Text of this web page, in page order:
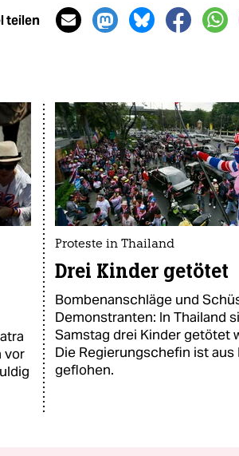
teilen
vor
Proteste in Thailand
Drei Kinder getötet
Bombenanschläge und
Demonstranten: In Thailand
Samstag drei Kinder getötet
Die Regierungschefin ist aus
geflohen.